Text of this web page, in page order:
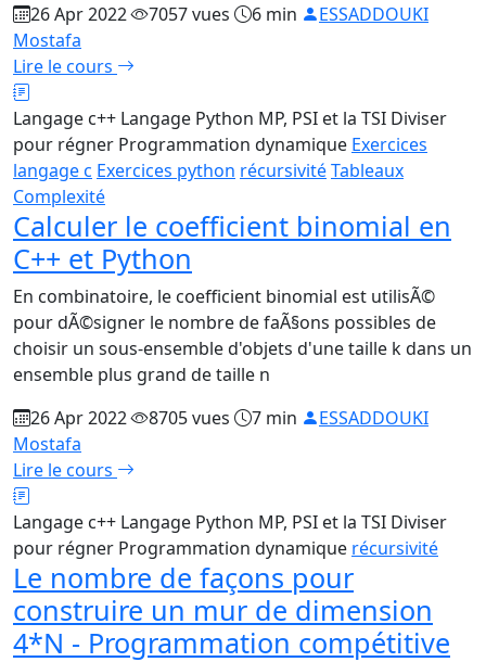
26 Apr 2022
7057 vues 6 min
ESSADDOUKI
Mostafa
Lire le cours
Langage c++ Langage Python MP, PSI et la TSI Diviser
pour régner Programmation dynamique Exercices
langage c Exercices python récursivitéTableaux
Complexité
Calculer le coefficient binomial en
C++ et Python
En combinatoire, le coefficient binomial est utilisÃ©
pour dÃ©signer le nombre de faÃ§ons possibles de
choisir un sous-ensemble d'objets d'une taille k dans un
ensemble plus grand de taille n
26 Apr 2022
8705 vues 7 min
ESSADDOUKI
Mostafa
Lire le cours
Langage c++ Langage Python MP, PSI et la TSI Diviser
pour régner Programmation dynamique récursivité
Le nombre de façons pour
construire un mur de dimension
4*N - Programmation compétitive